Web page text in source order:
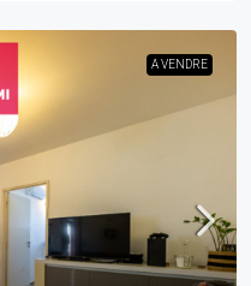
A VENDRE